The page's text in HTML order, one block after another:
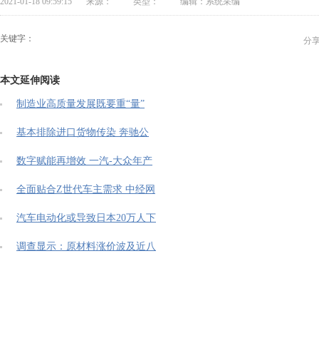
分
关键字：
本文延伸阅读
制造业高质量发展既要重“量”
基本排除进口货物传染 奔驰公
数字赋能再增效 一汽-大众年产
全面贴合Z世代车主需求 中经网
汽车电动化或导致日本20万人下
调查显示：原材料涨价波及近八